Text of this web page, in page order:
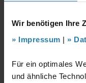
Wir benötigen Ihre
Impressum |
Für ein optimales
und ähnliche
Bewerbung bis
Details